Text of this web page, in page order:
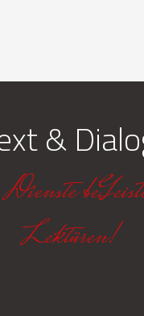
&
Lektüren!